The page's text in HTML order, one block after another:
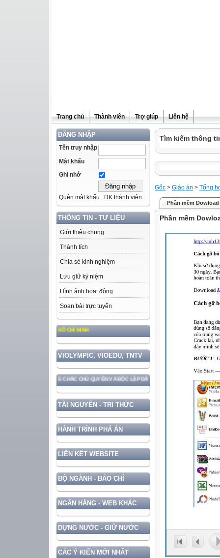
Trang chủ Thành viên Trợ giúp Liên hệ
ĐĂNG NHẬP
Tên truy nhập
Mật khẩu
Ghi nhớ
Quên mật khẩu ĐK thành viên
THÔNG TIN - TƯ LIỆU
Giới thiệu chung
Thành tích
Chia sẻ kinh nghiệm
Lưu giữ kỷ niệm
Hình ảnh hoạt động
Soạn bài trực tuyến
PHONG CÁCH HỒ CHÍ MINH
VIOLYMPIC, VIOEDU, TNTV
BẢO VỆ VỮNG CHẮC CHỦ QUYỀN VÀ ĐỘC LẬP DÂN TỘC!
TÀI NGUYÊN - TRI THỨC
HÀNH TRÌNH PHÁ ÁN
LIÊN KẾT WEBSITE
BỘ NGÀNH - BÁO CHÍ
NGÂN HÀNG - WEB KHÁC
DỰNG NƯỚC - GIỮ NƯỚC
CÁC Ý KIẾN MỚI NHẤT
Tìm kiếm thông
Gốc > Giáo án > Tổng
Phần mềm
Phần mềm